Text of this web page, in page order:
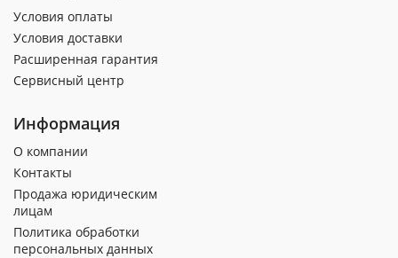
Условия оплаты
Условия доставки
Расширенная гарантия
Сервисный центр
Информация
О компании
Контакты
Продажа юридическим
лицам
Политика обработки
персональных данных